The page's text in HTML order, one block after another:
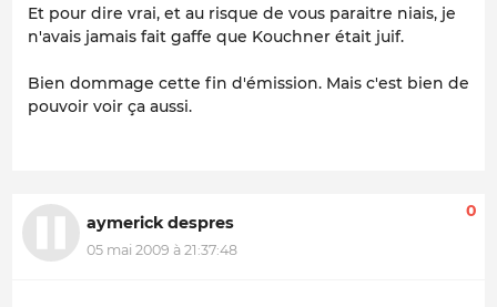
Et pour dire vrai, et au risque de vous paraitre niais, je
n'avais jamais fait gaffe que Kouchner était juif.
Bien dommage cette fin d'émission. Mais c'est bien de
pouvoir voir ça aussi.
aymerick despres
05 mai 2009 à 21:37:48
0